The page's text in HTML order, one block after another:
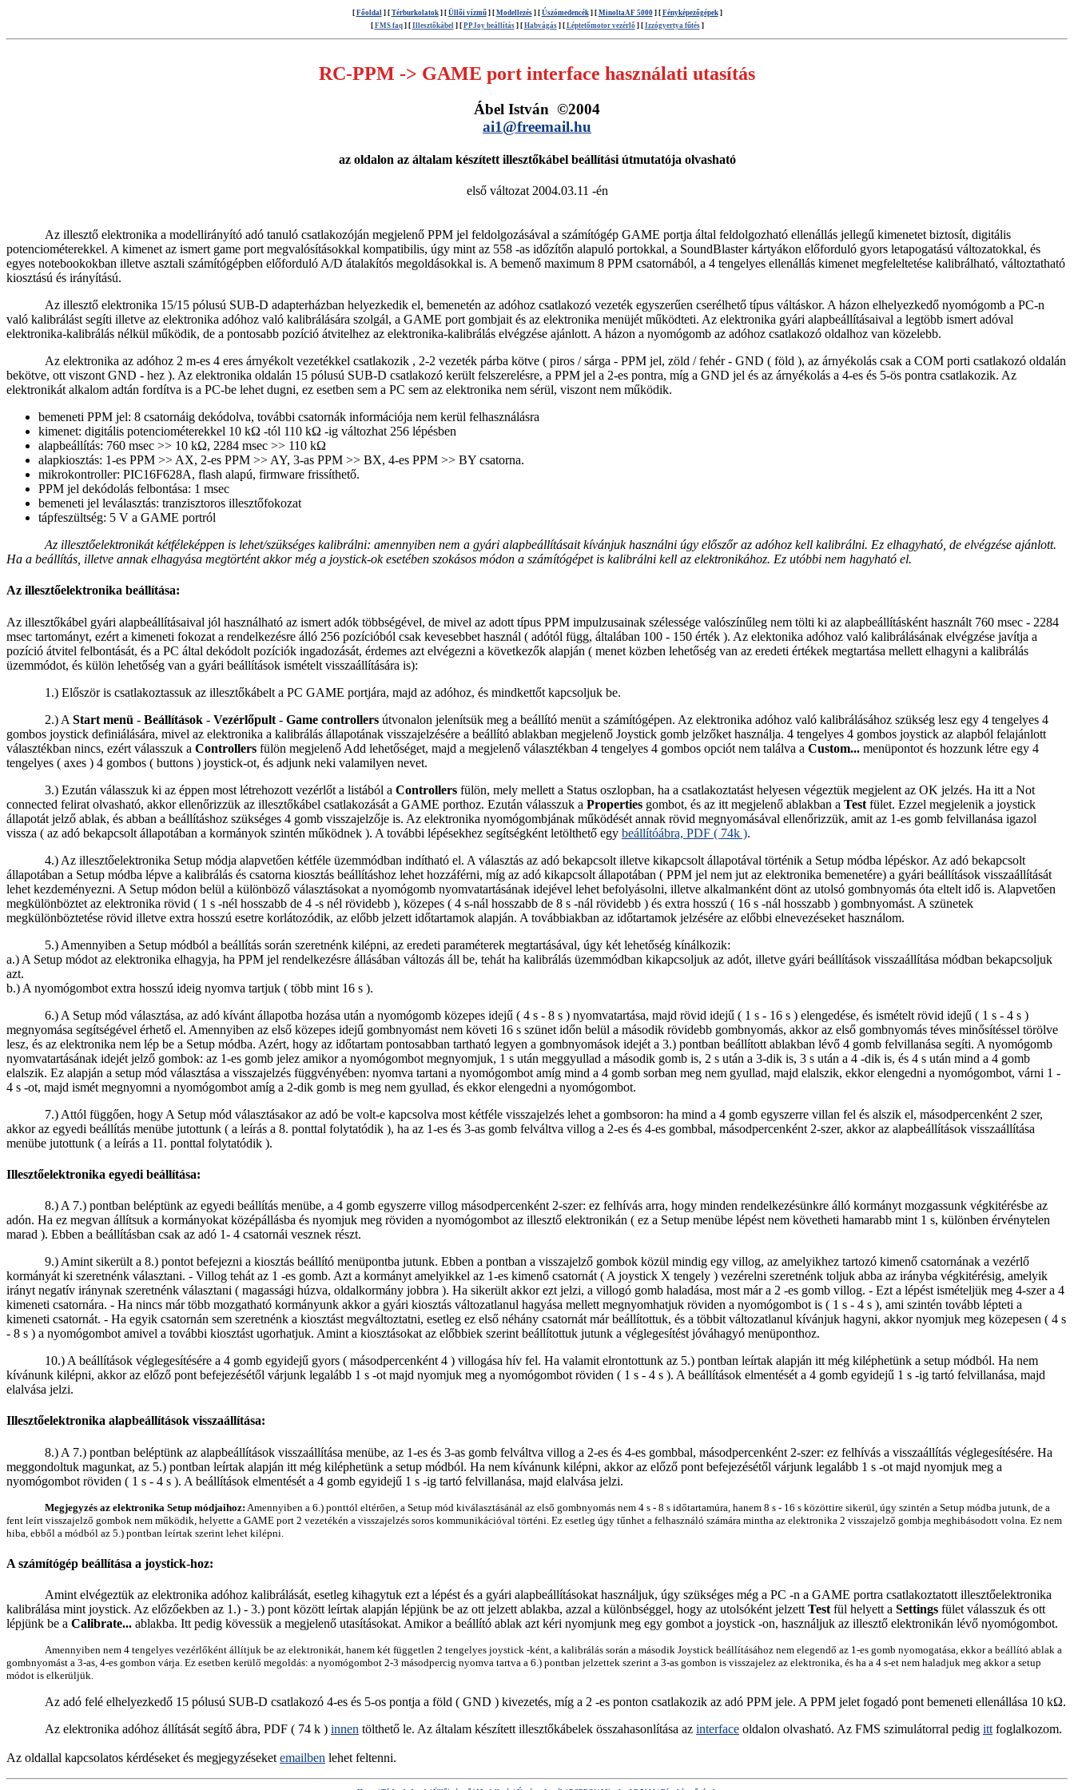
[ Főoldal] [ Térburkolatok] [ Üllői vízmű] [ Modellezés] [ Úszómedencék] [ MinoltaAF 5000] [ Fényképezőgépek]
[ FMS faq] [ Illesztőkábel] [ PPJoy beállítás] [ Habvágás] [ Léptetőmotor vezérlő] [ Izzógyertya fűtés]
RC-PPM -> GAME port interface használati utasítás
Ábel István ©2004
ai1@freemail.hu
az oldalon az általam készített illesztőkábel beállítási útmutatója olvasható
első változat 2004.03.11 -én
Az illesztő elektronika a modellirányító adó tanuló csatlakozóján megjelenő PPM jel feldolgozásával a számítógép GAME portja által feldolgozható ellenállás jellegű kimenetet biztosít, digitális
potenciométerekkel. A kimenet az ismert game port megvalósításokkal kompatibilis, úgy mint az 558 -as időzítőn alapuló portokkal, a SoundBlaster kártyákon előforduló gyors letapogatású változatokkal, és
egyes notebookokban illetve asztali számítógépben előforduló A/D átalakítós megoldásokkal is. A bemenő maximum 8 PPM csatornából, a 4 tengelyes ellenállás kimenet megfeleltetése kalibrálható, változtatható
kiosztású és irányítású.
Az illesztő elektronika 15/15 pólusú SUB-D adapterházban helyezkedik el, bemenetén az adóhoz csatlakozó vezeték egyszerűen cserélhető típus váltáskor. A házon elhelyezkedő nyomógomb a PC-n
való kalibrálást segíti illetve az elektronika adóhoz való kalibrálására szolgál, a GAME port gombjait és az elektronika menüjét működteti. Az elektronika gyári alapbeállításaival a legtöbb ismert adóval
elektronika-kalibrálás nélkül működik, de a pontosabb pozíció átvitelhez az elektronika-kalibrálás elvégzése ajánlott. A házon a nyomógomb az adóhoz csatlakozó oldalhoz van közelebb.
Az elektronika az adóhoz 2 m-es 4 eres árnyékolt vezetékkel csatlakozik , 2-2 vezeték párba kötve ( piros / sárga - PPM jel, zöld / fehér - GND ( föld ), az árnyékolás csak a COM porti csatlakozó oldalán
bekötve, ott viszont GND - hez ). Az elektronika oldalán 15 pólusú SUB-D csatlakozó került felszerelésre, a PPM jel a 2-es pontra, míg a GND jel és az árnyékolás a 4-es és 5-ös pontra csatlakozik. Az
elektronikát alkalom adtán fordítva is a PC-be lehet dugni, ez esetben sem a PC sem az elektronika nem sérül, viszont nem működik.
bemeneti PPM jel: 8 csatornáig dekódolva, további csatornák információja nem kerül felhasználásra
kimenet: digitális potenciométerekkel 10 kΩ -tól 110 kΩ -ig változhat 256 lépésben
alapbeállítás: 760 msec >> 10 kΩ, 2284 msec >> 110 kΩ
alapkiosztás: 1-es PPM >> AX, 2-es PPM >> AY, 3-as PPM >> BX, 4-es PPM >> BY csatorna.
mikrokontroller: PIC16F628A, flash alapú, firmware frissíthető.
PPM jel dekódolás felbontása: 1 msec
bemeneti jel leválasztás: tranzisztoros illesztőfokozat
tápfeszültség: 5 V a GAME portról
Az illesztőelektronikát kétféleképpen is lehet/szükséges kalibrálni: amennyiben nem a gyári alapbeállításait kívánjuk használni úgy előszőr az adóhoz kell kalibrálni. Ez elhagyható, de elvégzése ajánlott.
Ha a beállítás, illetve annak elhagyása megtörtént akkor még a joystick-ok esetében szokásos módon a számítógépet is kalibrálni kell az elektronikához. Ez utóbbi nem hagyható el.
Az illesztőelektronika beállítása:
Az illesztőkábel gyári alapbeállításaival jól használható az ismert adók többségével, de mivel az adott típus PPM impulzusainak szélessége valószínűleg nem tölti ki az alapbeállításként használt 760 msec - 2284
msec tartományt, ezért a kimeneti fokozat a rendelkezésre álló 256 pozícióból csak kevesebbet használ ( adótól függ, általában 100 - 150 érték ). Az elektonika adóhoz való kalibrálásának elvégzése javítja a
pozíció átvitel felbontását, és a PC által dekódolt pozíciók ingadozását, érdemes azt elvégezni a következők alapján ( menet közben lehetőség van az eredeti értékek megtartása mellett elhagyni a kalibrálás
üzemmódot, és külön lehetőség van a gyári beállítások ismételt visszaállítására is):
1.) Először is csatlakoztassuk az illesztőkábelt a PC GAME portjára, majd az adóhoz, és mindkettőt kapcsoljuk be.
2.) A Start menü - Beállítások - Vezérlőpult - Game controllers útvonalon jelenítsük meg a beállító menüt a számítógépen. Az elektronika adóhoz való kalibrálásához szükség lesz egy 4 tengelyes 4
gombos joystick definiálására, mivel az elektronika a kalibrálás állapotának visszajelzésére a beállító ablakban megjelenő Joystick gomb jelzőket használja. 4 tengelyes 4 gombos joystick az alapból felajánlott
választékban nincs, ezért válasszuk a Controllers fülön megjelenő Add lehetőséget, majd a megjelenő választékban 4 tengelyes 4 gombos opciót nem találva a Custom... menüpontot és hozzunk létre egy 4
tengelyes ( axes ) 4 gombos ( buttons ) joystick-ot, és adjunk neki valamilyen nevet.
3.) Ezután válasszuk ki az éppen most létrehozott vezérlőt a listából a Controllers fülön, mely mellett a Status oszlopban, ha a csatlakoztatást helyesen végeztük megjelent az OK jelzés. Ha itt a Not
connected felirat olvasható, akkor ellenőrizzük az illesztőkábel csatlakozását a GAME porthoz. Ezután válasszuk a Properties gombot, és az itt megjelenő ablakban a Test fület. Ezzel megjelenik a joystick
állapotát jelző ablak, és abban a beállításhoz szükséges 4 gomb visszajelzője is. Az elektronika nyomógombjának működését annak rövid megnyomásával ellenőrizzük, amit az 1-es gomb felvillanása igazol
vissza ( az adó bekapcsolt állapotában a kormányok szintén működnek ). A további lépésekhez segítségként letölthető egy beállítóábra, PDF ( 74k ).
4.) Az illesztőelektronika Setup módja alapvetően kétféle üzemmódban indítható el. A választás az adó bekapcsolt illetve kikapcsolt állapotával történik a Setup módba lépéskor. Az adó bekapcsolt
állapotában a Setup módba lépve a kalibrálás és csatorna kiosztás beállításhoz lehet hozzáférni, míg az adó kikapcsolt állapotában ( PPM jel nem jut az elektronika bemenetére) a gyári beállítások visszaállítását
lehet kezdeményezni. A Setup módon belül a különböző választásokat a nyomógomb nyomvatartásának idejével lehet befolyásolni, illetve alkalmanként dönt az utolsó gombnyomás óta eltelt idő is. Alapvetően
megkülönböztet az elektronika rövid ( 1 s -nél hosszabb de 4 -s nél rövidebb ), közepes ( 4 s-nál hosszabb de 8 s -nál rövidebb ) és extra hosszú ( 16 s -nál hosszabb ) gombnyomást. A szünetek
megkülönböztetése rövid illetve extra hosszú esetre korlátozódik, az előbb jelzett időtartamok alapján. A továbbiakban az időtartamok jelzésére az előbbi elnevezéseket használom.
5.) Amennyiben a Setup módból a beállítás során szeretnénk kilépni, az eredeti paraméterek megtartásával, úgy két lehetőség kínálkozik:
a.) A Setup módot az elektronika elhagyja, ha PPM jel rendelkezésre állásában változás áll be, tehát ha kalibrálás üzemmódban kikapcsoljuk az adót, illetve gyári beállítások visszaállítása módban bekapcsoljuk
azt.
b.) A nyomógombot extra hosszú ideig nyomva tartjuk ( több mint 16 s ).
6.) A Setup mód választása, az adó kívánt állapotba hozása után a nyomógomb közepes idejű ( 4 s - 8 s ) nyomvatartása, majd rövid idejű ( 1 s - 16 s ) elengedése, és ismételt rövid idejű ( 1 s - 4 s )
megnyomása segítségével érhető el. Amennyiben az első közepes idejű gombnyomást nem követi 16 s szünet időn belül a második rövidebb gombnyomás, akkor az első gombnyomás téves minősítéssel törölve
lesz, és az elektronika nem lép be a Setup módba. Azért, hogy az időtartam pontosabban tartható legyen a gombnyomások idejét a 3.) pontban beállított ablakban lévő 4 gomb felvillanása segíti. A nyomógomb
nyomvatartásának idejét jelző gombok: az 1-es gomb jelez amikor a nyomógombot megnyomjuk, 1 s után meggyullad a második gomb is, 2 s után a 3-dik is, 3 s után a 4 -dik is, és 4 s után mind a 4 gomb
elalszik. Ez alapján a setup mód választása a visszajelzés függvényében: nyomva tartani a nyomógombot amíg mind a 4 gomb sorban meg nem gyullad, majd elalszik, ekkor elengedni a nyomógombot, várni 1 -
4 s -ot, majd ismét megnyomni a nyomógombot amíg a 2-dik gomb is meg nem gyullad, és ekkor elengedni a nyomógombot.
7.) Attól függően, hogy A Setup mód választásakor az adó be volt-e kapcsolva most kétféle visszajelzés lehet a gombsoron: ha mind a 4 gomb egyszerre villan fel és alszik el, másodpercenként 2 szer,
akkor az egyedi beállítás menübe jutottunk ( a leírás a 8. ponttal folytatódik ), ha az 1-es és 3-as gomb felváltva villog a 2-es és 4-es gombbal, másodpercenként 2-szer, akkor az alapbeállítások visszaállítása
menübe jutottunk ( a leírás a 11. ponttal folytatódik ).
Illesztőelektronika egyedi beállítása:
8.) A 7.) pontban beléptünk az egyedi beállítás menübe, a 4 gomb egyszerre villog másodpercenként 2-szer: ez felhívás arra, hogy minden rendelkezésünkre álló kormányt mozgassunk végkitérésbe az
adón. Ha ez megvan állítsuk a kormányokat középállásba és nyomjuk meg röviden a nyomógombot az illesztő elektronikán ( ez a Setup menübe lépést nem követheti hamarabb mint 1 s, különben érvénytelen
marad ). Ebben a beállításban csak az adó 1- 4 csatornái vesznek részt.
9.) Amint sikerült a 8.) pontot befejezni a kiosztás beállító menüpontba jutunk. Ebben a pontban a visszajelző gombok közül mindig egy villog, az amelyikhez tartozó kimenő csatornának a vezérlő
kormányát ki szeretnénk választani. - Villog tehát az 1 -es gomb. Azt a kormányt amelyikkel az 1-es kimenő csatornát ( A joystick X tengely ) vezérelni szeretnénk toljuk abba az irányba végkitérésig, amelyik
irányt negatív iránynak szeretnénk választani ( magassági húzva, oldalkormány jobbra ). Ha sikerült akkor ezt jelzi, a villogó gomb haladása, most már a 2 -es gomb villog. - Ezt a lépést ismételjük meg 4-szer a 4
kimeneti csatornára. - Ha nincs már több mozgatható kormányunk akkor a gyári kiosztás változatlanul hagyása mellett megnyomhatjuk röviden a nyomógombot is ( 1 s - 4 s ), ami szintén tovább lépteti a
kimeneti csatornát. - Ha egyik csatornán sem szeretnénk a kiosztást megváltoztatni, esetleg ez első néhány csatornát már beállítottuk, és a többit változatlanul kívánjuk hagyni, akkor nyomjuk meg közepesen ( 4 s
- 8 s ) a nyomógombot amivel a további kiosztást ugorhatjuk. Amint a kiosztásokat az előbbiek szerint beállítottuk jutunk a véglegesítést jóváhagyó menüponthoz.
10.) A beállítások véglegesítésére a 4 gomb egyidejű gyors ( másodpercenként 4 ) villogása hív fel. Ha valamit elrontottunk az 5.) pontban leírtak alapján itt még kiléphetünk a setup módból. Ha nem
kívánunk kilépni, akkor az előző pont befejezésétől várjunk legalább 1 s -ot majd nyomjuk meg a nyomógombot röviden ( 1 s - 4 s ). A beállítások elmentését a 4 gomb egyidejű 1 s -ig tartó felvillanása, majd
elalvása jelzi.
Illesztőelektronika alapbeállítások visszaállítása:
8.) A 7.) pontban beléptünk az alapbeállítások visszaállítása menübe, az 1-es és 3-as gomb felváltva villog a 2-es és 4-es gombbal, másodpercenként 2-szer: ez felhívás a visszaállítás véglegesítésére. Ha
meggondoltuk magunkat, az 5.) pontban leírtak alapján itt még kiléphetünk a setup módból. Ha nem kívánunk kilépni, akkor az előző pont befejezésétől várjunk legalább 1 s -ot majd nyomjuk meg a
nyomógombot röviden ( 1 s - 4 s ). A beállítások elmentését a 4 gomb egyidejű 1 s -ig tartó felvillanása, majd elalvása jelzi.
Megjegyzés az elektronika Setup módjaihoz: Amennyiben a 6.) ponttól eltérően, a Setup mód kiválasztásánál az első gombnyomás nem 4 s - 8 s időtartamúra, hanem 8 s - 16 s közöttire sikerül, úgy szintén a Setup módba jutunk, de a
fent leírt visszajelző gombok nem működik, helyette a GAME port 2 vezetékén a visszajelzés soros kommunikációval történi. Ez esetleg úgy tűnhet a felhasználó számára mintha az elektronika 2 visszajelző gombja meghibásodott volna. Ez nem
hiba, ebből a módból az 5.) pontban leírtak szerint lehet kilépni.
A számítógép beállítása a joystick-hoz:
Amint elvégeztük az elektronika adóhoz kalibrálását, esetleg kihagytuk ezt a lépést és a gyári alapbeállításokat használjuk, úgy szükséges még a PC -n a GAME portra csatlakoztatott illesztőelektronika
kalibrálása mint joystick. Az előzőekben az 1.) - 3.) pont között leírtak alapján lépjünk be az ott jelzett ablakba, azzal a különbséggel, hogy az utolsóként jelzett Test fül helyett a Settings fület válasszuk és ott
lépjünk be a Calibrate... ablakba. Itt pedig kövessük a megjelenő utasításokat. Amikor a beállító ablak azt kéri nyomjunk meg egy gombot a joystick -on, használjuk az illesztő elektronikán lévő nyomógombot.
Amennyiben nem 4 tengelyes vezérlőként állítjuk be az elektronikát, hanem két független 2 tengelyes joystick -ként, a kalibrálás során a második Joystick beállításához nem elegendő az 1-es gomb nyomogatása, ekkor a beállító ablak a
gombnyomást a 3-as, 4-es gombon várja. Ez esetben kerülő megoldás: a nyomógombot 2-3 másodpercig nyomva tartva a 6.) pontban jelzettek szerint a 3-as gombon is visszajelez az elektronika, és ha a 4 s-et nem haladjuk meg akkor a setup
módot is elkerüljük.
Az adó felé elhelyezkedő 15 pólusú SUB-D csatlakozó 4-es és 5-os pontja a föld ( GND ) kivezetés, míg a 2 -es ponton csatlakozik az adó PPM jele. A PPM jelet fogadó pont bemeneti ellenállása 10 kΩ.
Az elektronika adóhoz állítását segítő ábra, PDF ( 74 k ) innen tölthető le. Az általam készített illesztőkábelek összahasonlítása az interface oldalon olvasható. Az FMS szimulátorral pedig itt foglalkozom.
Az oldallal kapcsolatos kérdéseket és megjegyzéseket emailben lehet feltenni.